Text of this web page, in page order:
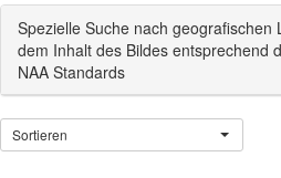
Spezielle Suche nach geografischen
dem Inhalt des Bildes entsprechend
NAA Standards
Sortieren